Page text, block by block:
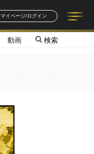
マイページ/ログイン
記事一覧
著者一覧
動画 検索